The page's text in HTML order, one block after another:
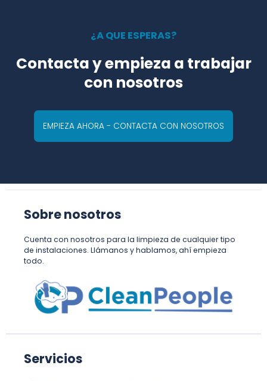
¿A QUE ESPERAS?
Contacta y empieza a trabajar
con nosotros
EMPIEZA AHORA - CONTACTA CON NOSOTROS
Sobre nosotros
Cuenta con nosotros para la limpieza de cualquier tipo
de instalaciones. Llámanos y hablamos, ahí empieza
todo.
Servicios